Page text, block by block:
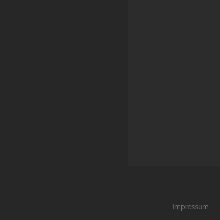
Impressum